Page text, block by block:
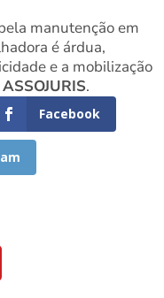
manutenção em
é árdua,
e a mobilização
ASSOJURIS.
Facebook